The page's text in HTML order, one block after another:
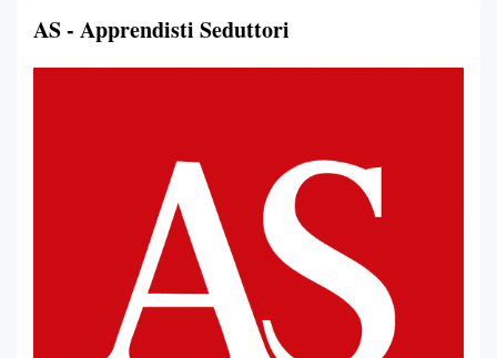
AS - Apprendisti Seduttori